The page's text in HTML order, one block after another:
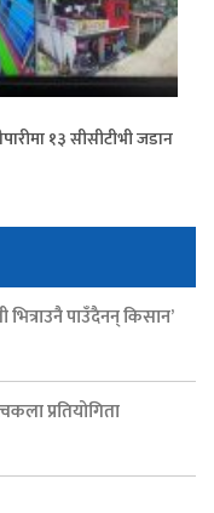
१३ सीसीटीभी जडान
पाउँदैनन् किसान’
प्रतियोगिता